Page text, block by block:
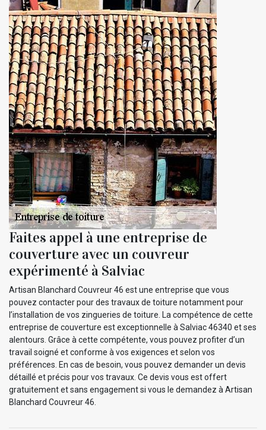
Faites appel à une entreprise de
couverture avec un couvreur
expérimenté à Salviac
Artisan Blanchard Couvreur 46 est une entreprise que vous
pouvez contacter pour des travaux de toiture notamment pour
l’installation de vos zingueries de toiture. La compétence de cette
entreprise de couverture est exceptionnelle à Salviac 46340 et ses
alentours. Grâce à cette compétente, vous pouvez profiter d’un
travail soigné et conforme à vos exigences et selon vos
préférences. En cas de besoin, vous pouvez demander un devis
détaillé et précis pour vos travaux. Ce devis vous est offert
gratuitement et sans engagement si vous le demandez à Artisan
Blanchard Couvreur 46.